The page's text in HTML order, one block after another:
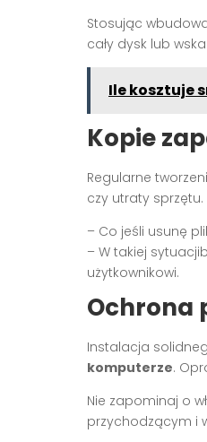
Stosując
cały dysk lub
Ile kosztuje
Kopie
Regularne
czy utraty
– Co jeśli usunę
– W takiej
użytkownikowi.
Ochrona
Instalacja
komputerze.
Nie zapominaj o
przychodzącym i